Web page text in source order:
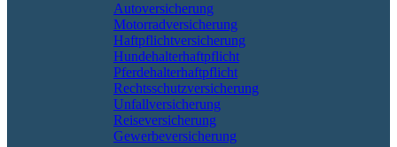
Autoversicherung
Motorradversicherung
Haftpflichtversicherung
Hundehalterhaftpflicht
Pferdehalterhaftpflicht
Rechtsschutzversicherung
Unfallversicherung
Reiseversicherung
Gewerbeversicherung